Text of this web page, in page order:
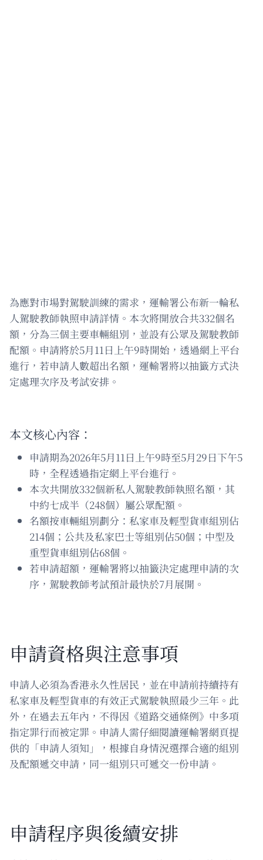
為應對市場對駕駛訓練的需求，運輸署公布新一輪私
人駕駛教師執照申請詳情。本次將開放合共332個名
額，分為三個主要車輛組別，並設有公眾及駕駛教師
配額。申請將於5月11日上午9時開始，透過網上平台
進行，若申請人數超出名額，運輸署將以抽籤方式決
定處理次序及考試安排。
本文核心內容：
申請期為2026年5月11日上午9時至5月29日下午5
時，全程透過指定網上平台進行。
本次共開放332個新私人駕駛教師執照名額，其
中約七成半（248個）屬公眾配額。
名額按車輛組別劃分：私家車及輕型貨車組別佔
214個；公共及私家巴士等組別佔50個；中型及
重型貨車組別佔68個。
若申請超額，運輸署將以抽籤決定處理申請的次
序，駕駛教師考試預計最快於7月展開。
申請資格與注意事項
申請人必須為香港永久性居民，並在申請前持續持有
私家車及輕型貨車的有效正式駕駛執照最少三年。此
外，在過去五年內，不得因《道路交通條例》中多項
指定罪行而被定罪。申請人需仔細閱讀運輸署網頁提
供的「申請人須知」，根據自身情況選擇合適的組別
及配額遞交申請，同一組別只可遞交一份申請。
申請程序與後續安排